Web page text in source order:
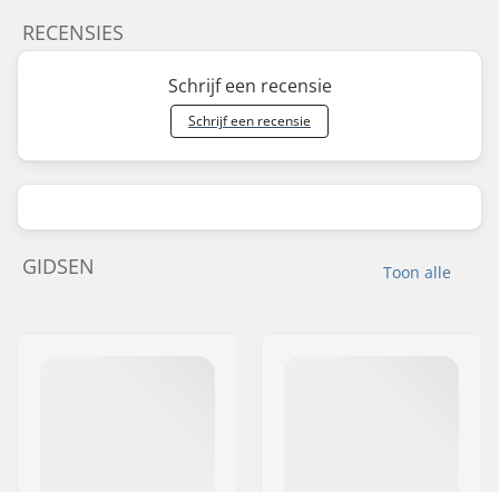
RECENSIES
Schrijf een recensie
Schrijf een recensie
Toon alle
GIDSEN